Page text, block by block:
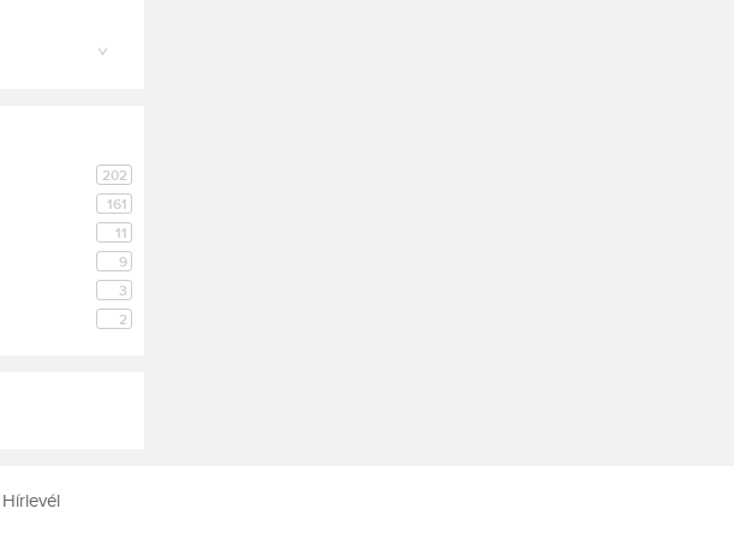
202
161
11
9
3
2
Hírlevél